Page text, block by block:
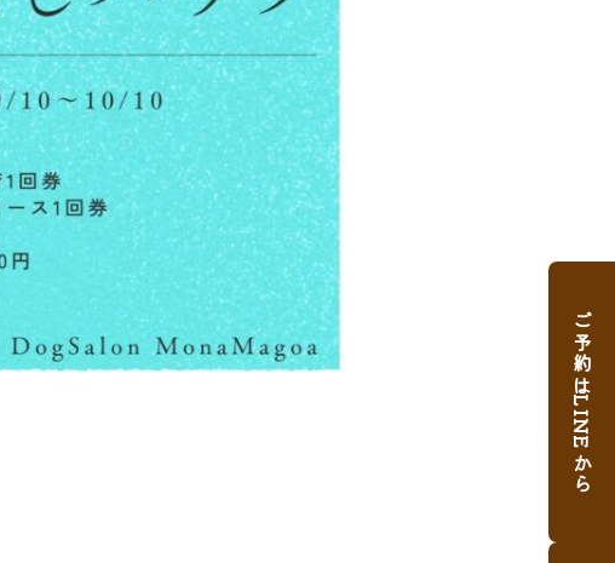
ご予約はLINEから